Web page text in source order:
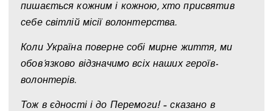
пишається кожним і кожною, хто присвятив
себе світлій місії волонтерства.
Коли Україна поверне собі мирне життя, ми
обов’язково відзначимо всіх наших героїв-
волонтерів.
Тож в єдності і до Перемоги! – сказано в